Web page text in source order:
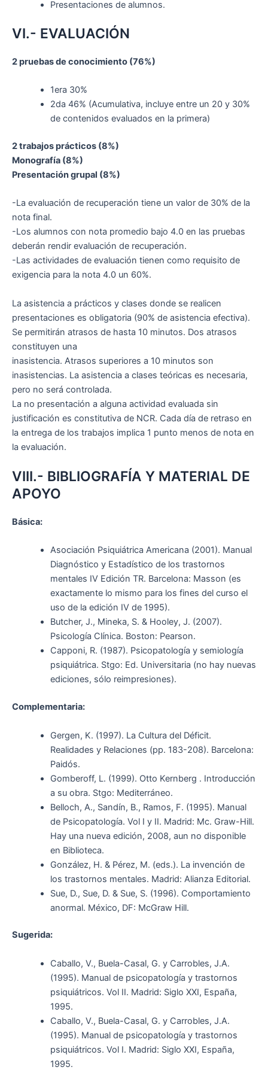
Presentaciones de alumnos.
VI.- EVALUACIÓN
2 pruebas de conocimiento (76%)
1era 30%
2da 46% (Acumulativa, incluye entre un 20 y 30%
de contenidos evaluados en la primera)
2 trabajos prácticos (8%)
Monografía (8%)
Presentación grupal (8%)
-La evaluación de recuperación tiene un valor de 30% de la
nota final.
-Los alumnos con nota promedio bajo 4.0 en las pruebas
deberán rendir evaluación de recuperación.
-Las actividades de evaluación tienen como requisito de
exigencia para la nota 4.0 un 60%.
La asistencia a prácticos y clases donde se realicen
presentaciones es obligatoria (90% de asistencia efectiva).
Se permitirán atrasos de hasta 10 minutos. Dos atrasos
constituyen una
inasistencia. Atrasos superiores a 10 minutos son
inasistencias. La asistencia a clases teóricas es necesaria,
pero no será controlada.
La no presentación a alguna actividad evaluada sin
justificación es constitutiva de NCR. Cada día de retraso en
la entrega de los trabajos implica 1 punto menos de nota en
la evaluación.
VIII.- BIBLIOGRAFÍA Y MATERIAL DE
APOYO
Básica:
Asociación Psiquiátrica Americana (2001). Manual
Diagnóstico y Estadístico de los trastornos
mentales IV Edición TR. Barcelona: Masson (es
exactamente lo mismo para los fines del curso el
uso de la edición IV de 1995).
Butcher, J., Mineka, S. & Hooley, J. (2007).
Psicología Clínica. Boston: Pearson.
Capponi, R. (1987). Psicopatología y semiología
psiquiátrica. Stgo: Ed. Universitaria (no hay nuevas
ediciones, sólo reimpresiones).
Complementaria:
Gergen, K. (1997). La Cultura del Déficit.
Realidades y Relaciones (pp. 183-208). Barcelona:
Paidós.
Gomberoff, L. (1999). Otto Kernberg . Introducción
a su obra. Stgo: Mediterráneo.
Belloch, A., Sandín, B., Ramos, F. (1995). Manual
de Psicopatología. Vol I y II. Madrid: Mc. Graw-Hill.
Hay una nueva edición, 2008, aun no disponible
en Biblioteca.
González, H. & Pérez, M. (eds.). La invención de
los trastornos mentales. Madrid: Alianza Editorial.
Sue, D., Sue, D. & Sue, S. (1996). Comportamiento
anormal. México, DF: McGraw Hill.
Sugerida:
Caballo, V., Buela-Casal, G. y Carrobles, J.A.
(1995). Manual de psicopatología y trastornos
psiquiátricos. Vol II. Madrid: Siglo XXI, España,
1995.
Caballo, V., Buela-Casal, G. y Carrobles, J.A.
(1995). Manual de psicopatología y trastornos
psiquiátricos. Vol I. Madrid: Siglo XXI, España,
1995.